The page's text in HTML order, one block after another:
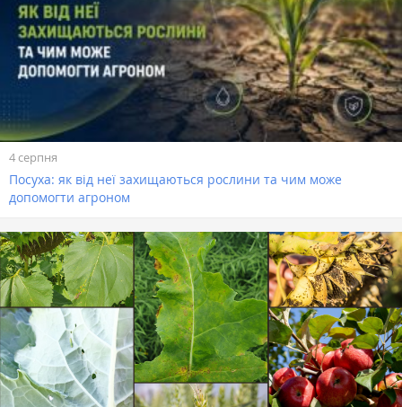
4 серпня
Посуха: як від неї захищаються рослини та чим може
допомогти агроном